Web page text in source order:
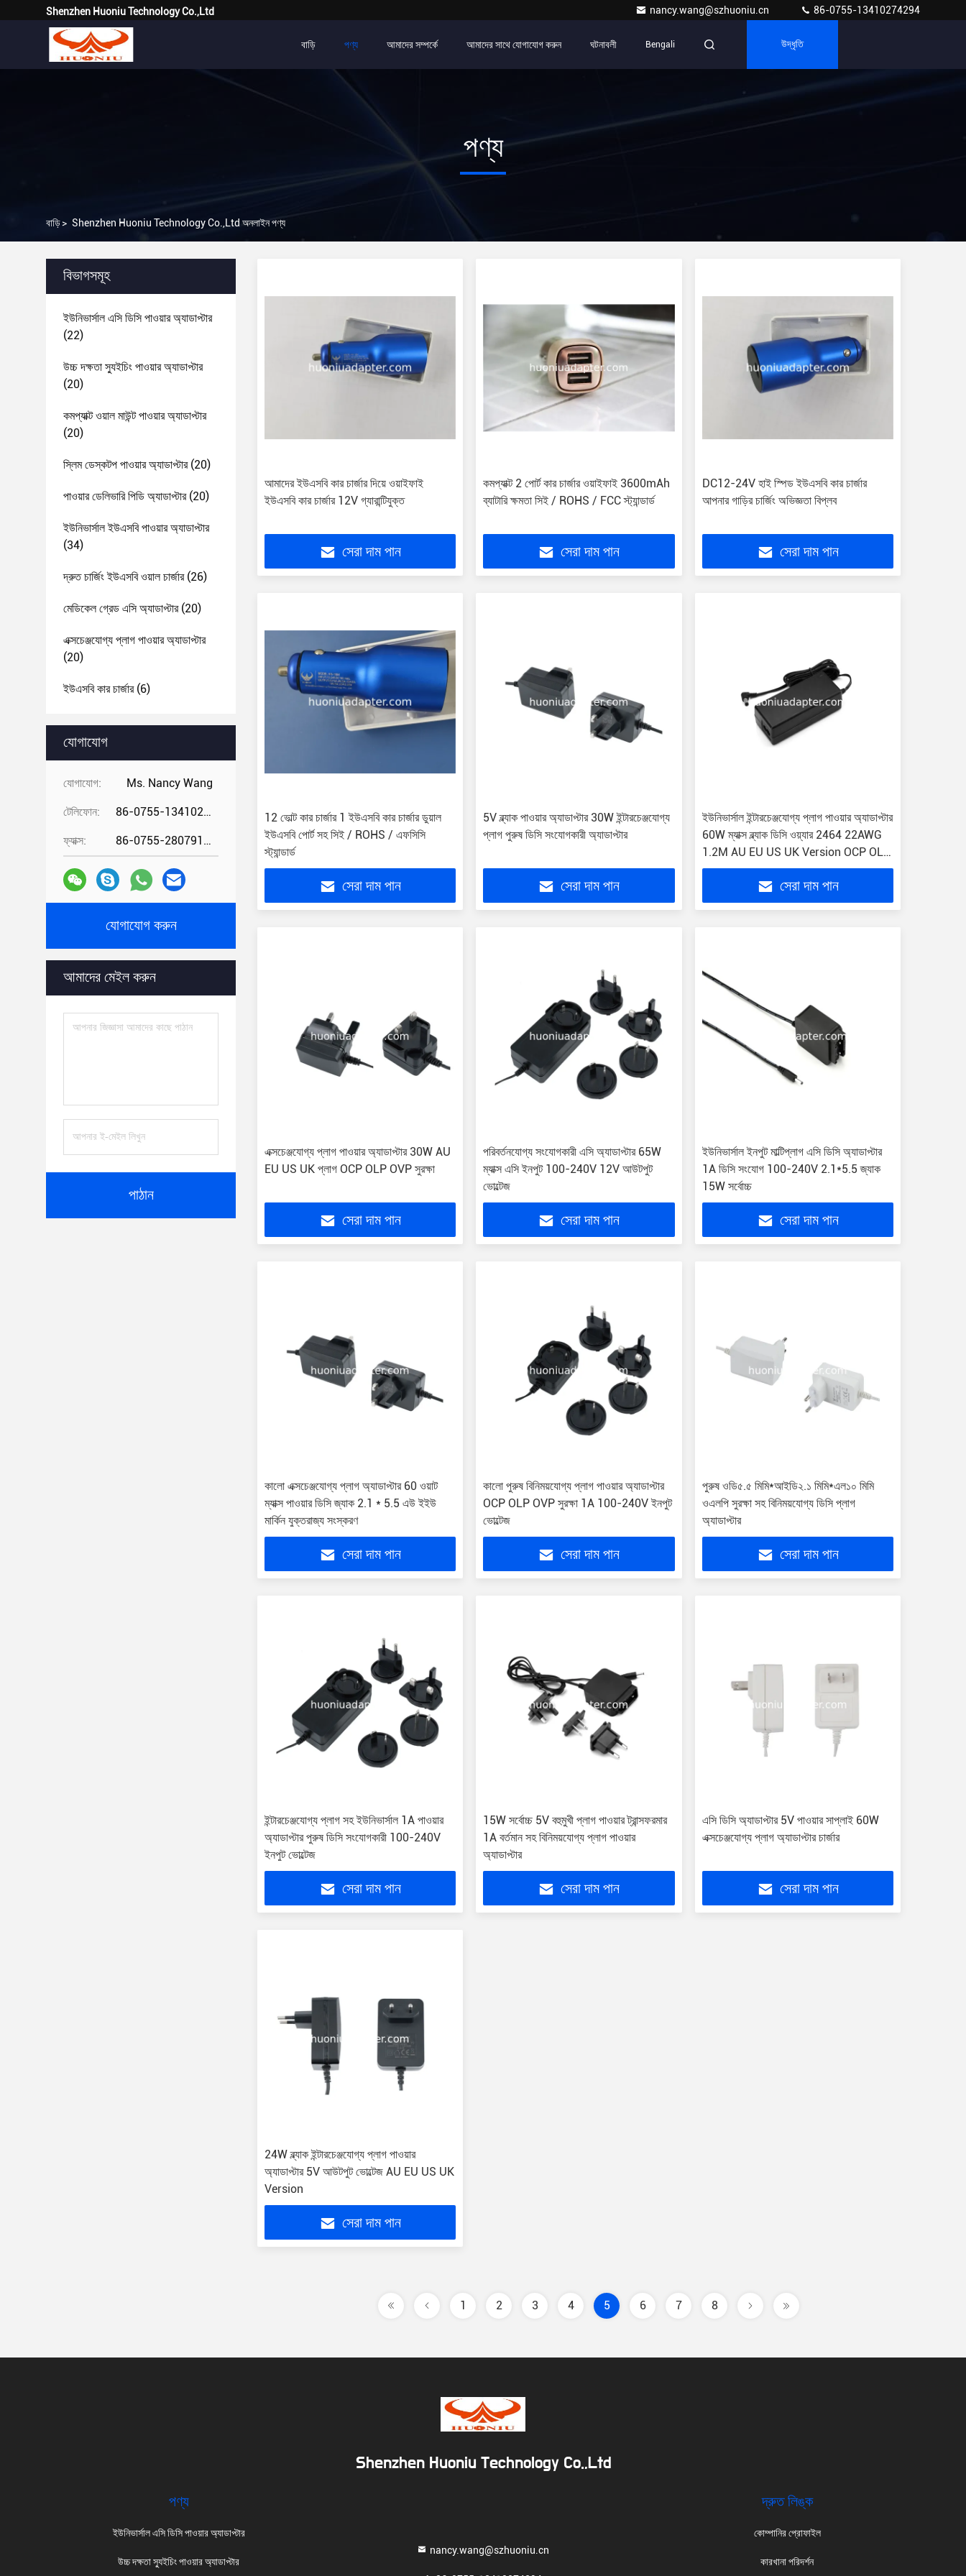
Shenzhen Huoniu Technology Co.,Ltd nancy.wang@szhuoniu.cn 86-0755-13410274294
বাড়ি পণ্য আমাদের সম্পর্কে আমাদের সাথে যোগাযোগ করুন ঘটনাবলী Bengali উদ্ধৃতি
পণ্য
বাড়ি> Shenzhen Huoniu Technology Co.,Ltd অনলাইন পণ্য
বিভাগসমূহ
ইউনিভার্সাল এসি ডিসি পাওয়ার অ্যাডাপ্টার
(22)
উচ্চ দক্ষতা স্যুইচিং পাওয়ার অ্যাডাপ্টার
(20)
কমপ্যাক্ট ওয়াল মাউন্ট পাওয়ার অ্যাডাপ্টার
(20)
স্লিম ডেস্কটপ পাওয়ার অ্যাডাপ্টার(20)
পাওয়ার ডেলিভারি পিডি অ্যাডাপ্টার(20)
ইউনিভার্সাল ইউএসবি পাওয়ার অ্যাডাপ্টার
(34)
দ্রুত চার্জিং ইউএসবি ওয়াল চার্জার(26)
মেডিকেল গ্রেড এসি অ্যাডাপ্টার(20)
এক্সচেঞ্জযোগ্য প্লাগ পাওয়ার অ্যাডাপ্টার
(20)
ইউএসবি কার চার্জার(6)
যোগাযোগ
যোগাযোগ: Ms. Nancy Wang
টেলিফোন: 86-0755-13410274294
ফ্যাক্স: 86-0755-28079166
যোগাযোগ করুন
আমাদের মেইল ​​করুন
পাঠান
আমাদের ইউএসবি কার চার্জার দিয়ে ওয়াইফাই
ইউএসবি কার চার্জার 12V গ্যারান্টিযুক্ত
সেরা দাম পান
কমপ্যাক্ট 2 পোর্ট কার চার্জার ওয়াইফাই 3600mAh
ব্যাটারি ক্ষমতা সিই / ROHS / FCC স্ট্যান্ডার্ড
সেরা দাম পান
DC12-24V হাই স্পিড ইউএসবি কার চার্জার
আপনার গাড়ির চার্জিং অভিজ্ঞতা বিপ্লব
সেরা দাম পান
12 ভোল্ট কার চার্জার 1 ইউএসবি কার চার্জার ডুয়াল
ইউএসবি পোর্ট সহ সিই / ROHS / এফসিসি
স্ট্যান্ডার্ড
সেরা দাম পান
5V ব্ল্যাক পাওয়ার অ্যাডাপ্টার 30W ইন্টারচেঞ্জযোগ্য
প্লাগ পুরুষ ডিসি সংযোগকারী অ্যাডাপ্টার
সেরা দাম পান
ইউনিভার্সাল ইন্টারচেঞ্জযোগ্য প্লাগ পাওয়ার অ্যাডাপ্টার
60W ম্যাক্স ব্ল্যাক ডিসি ওয়্যার 2464 22AWG
1.2M AU EU US UK Version OCP OLP
OVP
সেরা দাম পান
এক্সচেঞ্জযোগ্য প্লাগ পাওয়ার অ্যাডাপ্টার 30W AU
EU US UK প্লাগ OCP OLP OVP সুরক্ষা
সেরা দাম পান
পরিবর্তনযোগ্য সংযোগকারী এসি অ্যাডাপ্টার 65W
ম্যাক্স এসি ইনপুট 100-240V 12V আউটপুট
ভোল্টেজ
সেরা দাম পান
ইউনিভার্সাল ইনপুট মাল্টিপ্লাগ এসি ডিসি অ্যাডাপ্টার
1A ডিসি সংযোগ 100-240V 2.1*5.5 জ্যাক
15W সর্বোচ্চ
সেরা দাম পান
কালো এক্সচেঞ্জযোগ্য প্লাগ অ্যাডাপ্টার 60 ওয়াট
ম্যাক্স পাওয়ার ডিসি জ্যাক 2.1 * 5.5 এউ ইইউ
মার্কিন যুক্তরাজ্য সংস্করণ
সেরা দাম পান
কালো পুরুষ বিনিময়যোগ্য প্লাগ পাওয়ার অ্যাডাপ্টার
OCP OLP OVP সুরক্ষা 1A 100-240V ইনপুট
ভোল্টেজ
সেরা দাম পান
পুরুষ ওডি৫.৫ মিমি*আইডি২.১ মিমি*এল১০ মিমি
ওএলপি সুরক্ষা সহ বিনিময়যোগ্য ডিসি প্লাগ
অ্যাডাপ্টার
সেরা দাম পান
ইন্টারচেঞ্জযোগ্য প্লাগ সহ ইউনিভার্সাল 1A পাওয়ার
অ্যাডাপ্টার পুরুষ ডিসি সংযোগকারী 100-240V
ইনপুট ভোল্টেজ
সেরা দাম পান
15W সর্বোচ্চ 5V বহুমুখী প্লাগ পাওয়ার ট্রান্সফরমার
1A বর্তমান সহ বিনিময়যোগ্য প্লাগ পাওয়ার
অ্যাডাপ্টার
সেরা দাম পান
এসি ডিসি অ্যাডাপ্টার 5V পাওয়ার সাপ্লাই 60W
এক্সচেঞ্জযোগ্য প্লাগ অ্যাডাপ্টার চার্জার
সেরা দাম পান
24W ব্ল্যাক ইন্টারচেঞ্জযোগ্য প্লাগ পাওয়ার
অ্যাডাপ্টার 5V আউটপুট ভোল্টেজ AU EU US UK
Version
সেরা দাম পান
1 2 3 4 5 6 7 8
Shenzhen Huoniu Technology Co.,Ltd
পণ্য
ইউনিভার্সাল এসি ডিসি পাওয়ার অ্যাডাপ্টার
উচ্চ দক্ষতা স্যুইচিং পাওয়ার অ্যাডাপ্টার
nancy.wang@szhuoniu.cn
দ্রুত লিঙ্ক
কোম্পানির প্রোফাইল
কারখানা পরিদর্শন